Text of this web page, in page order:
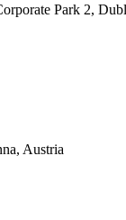
Park 2,
Austria